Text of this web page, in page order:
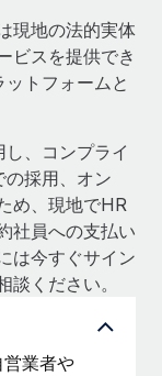
現地の法的実体
ビスを提供でき
トフォームと
、コンプライ
採用、オン
め、現地でHR
社員への支払い
は今すぐサイン
談ください。
業者や